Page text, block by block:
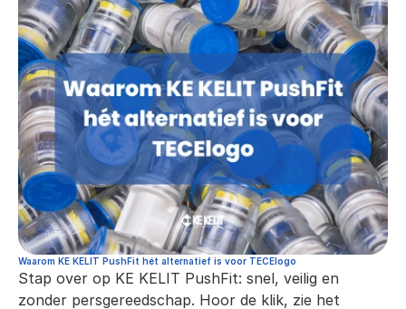
Waarom KE KELIT PushFit hét alternatief is voor TECElogo
Stap over op KE KELIT PushFit: snel, veilig en
zonder persgereedschap. Hoor de klik, zie het